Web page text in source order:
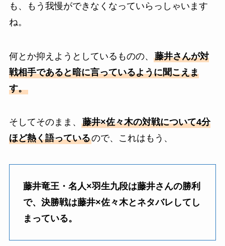
も、もう我慢ができなくなっていらっしゃいます
ね。
何とか抑えようとしているものの、 藤井さんが対
戦相手であると暗に言っているように聞こえま
す。
そしてそのまま、 藤井×佐々木の対戦について4分
ほど熱く語っているので、これはもう、
藤井竜王・名人×羽生九段は藤井さんの勝利
で、決勝戦は藤井×佐々木とネタバレしてし
まっている。